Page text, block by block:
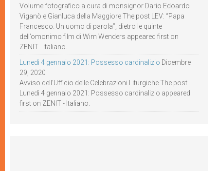
Volume fotografico a cura di monsignor Dario Edoardo
Viganò e Gianluca della Maggiore The post LEV: “Papa
Francesco. Un uomo di parola”, dietro le quinte
dell’omonimo film di Wim Wenders appeared first on
ZENIT - Italiano.
Lunedì 4 gennaio 2021: Possesso cardinalizio Dicembre
29, 2020
Avviso dell’Ufficio delle Celebrazioni Liturgiche The post
Lunedì 4 gennaio 2021: Possesso cardinalizio appeared
first on ZENIT - Italiano.